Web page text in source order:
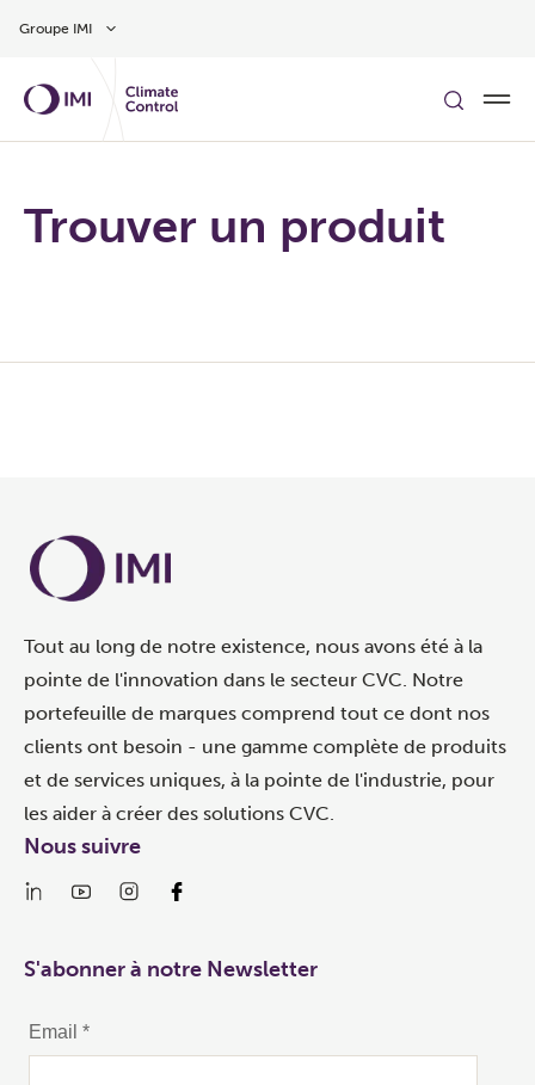
Groupe IMI
Trouver un produit
Tout au long de notre existence, nous avons été à la
pointe de l'innovation dans le secteur CVC. Notre
portefeuille de marques comprend tout ce dont nos
clients ont besoin - une gamme complète de produits
et de services uniques, à la pointe de l'industrie, pour
les aider à créer des solutions CVC.
Nous suivre
S'abonner à notre Newsletter